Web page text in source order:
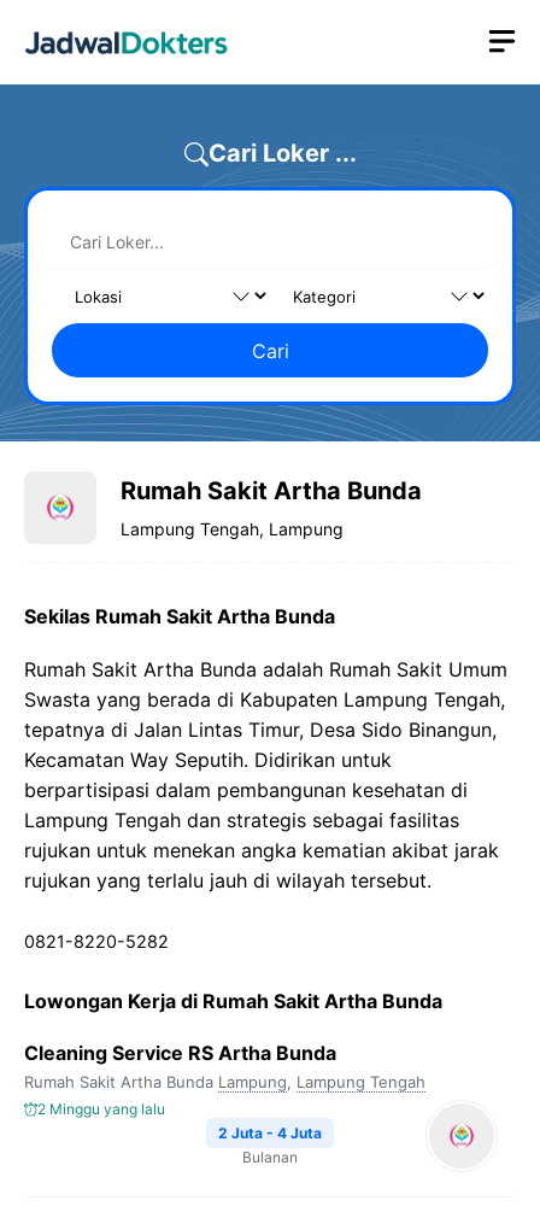
Cari Loker ...
Cari
Rumah Sakit Artha Bunda
Lampung Tengah, Lampung
Sekilas Rumah Sakit Artha Bunda
Rumah Sakit Artha Bunda adalah Rumah Sakit Umum
Swasta yang berada di Kabupaten Lampung Tengah,
tepatnya di Jalan Lintas Timur, Desa Sido Binangun,
Kecamatan Way Seputih. Didirikan untuk
berpartisipasi dalam pembangunan kesehatan di
Lampung Tengah dan strategis sebagai fasilitas
rujukan untuk menekan angka kematian akibat jarak
rujukan yang terlalu jauh di wilayah tersebut.
0821-8220-5282
Lowongan Kerja di Rumah Sakit Artha Bunda
Cleaning Service RS Artha Bunda
Rumah Sakit Artha Bunda Lampung, Lampung Tengah
2 Minggu yang lalu
2 Juta - 4 Juta
Bulanan